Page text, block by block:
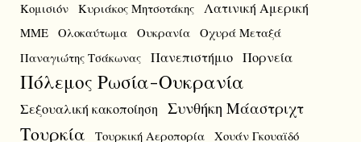
Κομισιόν Κυριάκος Μητσοτάκης Λατινική Αμερική
ΜΜΕ Ολοκαύτωμα Ουκρανία Οχυρά Μεταξά
Παναγιώτης Τσάκωνας Πανεπιστήμιο Πορνεία
Πόλεμος Ρωσία-Ουκρανία
Σεξουαλική κακοποίηση Συνθήκη Μάαστριχτ
Τουρκία Τουρκική Αεροπορία Χουάν Γκουαϊδό